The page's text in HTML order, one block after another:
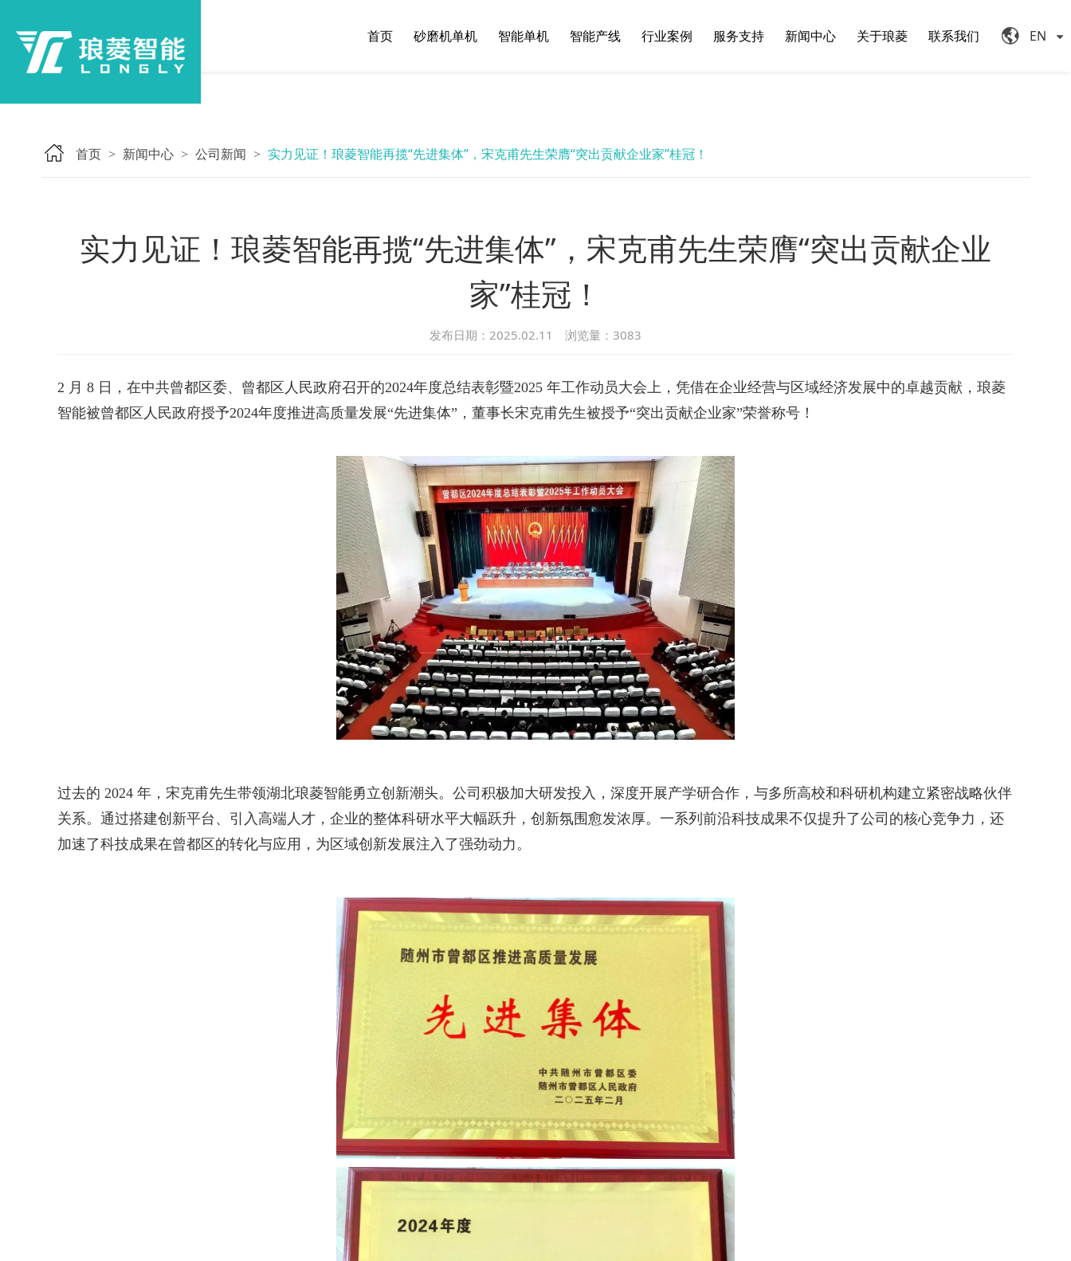
首页 砂磨机单机 智能单机 智能产线 行业案例 服务支持 新闻中心 关于琅菱 联系我们 EN
首页 > 新闻中心 > 公司新闻 > 实力见证！琅菱智能再揽“先进集体”，宋克甫先生荣膺“突出贡献企业家”桂冠！
实力见证！琅菱智能再揽“先进集体”，宋克甫先生荣膺“突出贡献企业
家”桂冠！
发布日期：2025.02.11 浏览量： 3083
2 月 8 日，在中共曾都区委、曾都区人民政府召开的2024年度总结表彰暨2025 年工作动员大会上，凭借在企业经营与区域经济发展中的卓越贡献，琅菱
智能被曾都区人民政府授予2024年度推进高质量发展“先进集体”，董事长宋克甫先生被授予“突出贡献企业家”荣誉称号！
过去的 2024 年，宋克甫先生带领湖北琅菱智能勇立创新潮头。公司积极加大研发投入，深度开展产学研合作，与多所高校和科研机构建立紧密战略伙伴
关系。通过搭建创新平台、引入高端人才，企业的整体科研水平大幅跃升，创新氛围愈发浓厚。一系列前沿科技成果不仅提升了公司的核心竞争力，还
加速了科技成果在曾都区的转化与应用，为区域创新发展注入了强劲动力。